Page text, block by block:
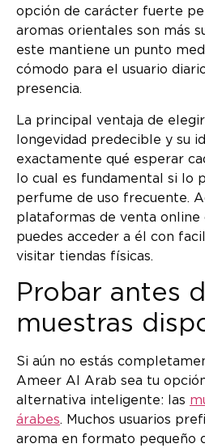
opción de carácter fuerte
aromas orientales son más
este mantiene un punto
cómodo para el usuario
presencia.
La principal ventaja de
longevidad predecible y su
exactamente qué esperar
lo cual es fundamental si lo
perfume de uso frecuente.
plataformas de venta online
puedes acceder a él con
visitar tiendas físicas.
Probar antes
muestras
Si aún no estás
Ameer Al Arab sea tu
alternativa inteligente: las
árabes. Muchos usuarios
aroma en formato pequeño